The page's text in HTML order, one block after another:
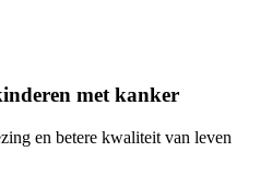
met kanker
en betere kwaliteit van leven